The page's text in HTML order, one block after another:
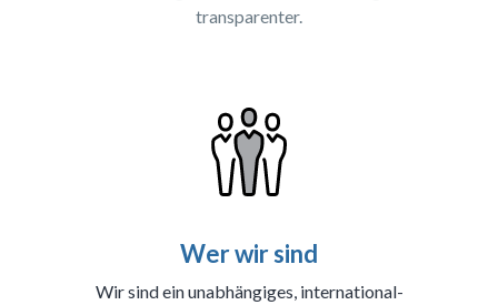
transparenter.
Wer wir sind
Wir sind ein unabhängiges, international-